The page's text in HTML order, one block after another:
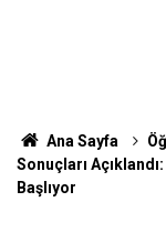
Ana Sayfa
Sonuçları
Başlıyor